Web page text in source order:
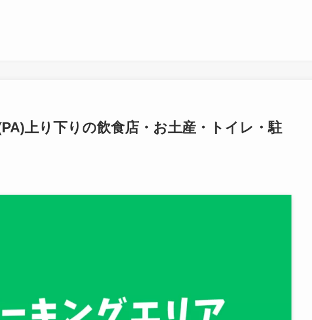
上り下りの飲食店・お土産・トイレ・駐